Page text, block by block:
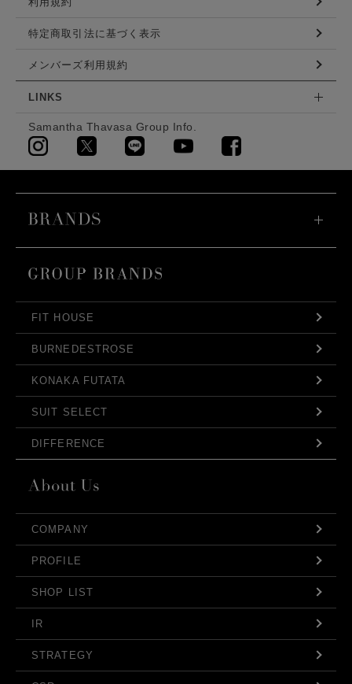
特定商取引法に基づく表示
メンバーズ利用規約
LINKS
Samantha Thavasa Group Info.
FIT HOUSE
BURNEDESTROSE
KONAKA FUTATA
SUIT SELECT
DIFFERENCE
COMPANY
PROFILE
SHOP LIST
IR
STRATEGY